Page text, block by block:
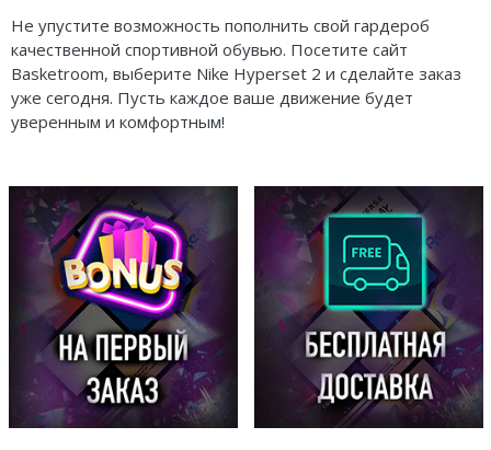
Не упустите возможность пополнить свой гардероб
качественной спортивной обувью. Посетите сайт
Basketroom, выберите Nike Hyperset 2 и сделайте заказ
уже сегодня. Пусть каждое ваше движение будет
уверенным и комфортным!